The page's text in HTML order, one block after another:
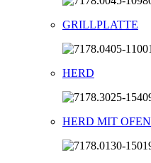
GRILLPLATTE
HERD
HERD MIT OFEN